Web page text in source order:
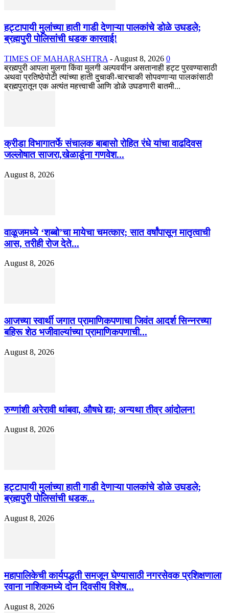
हट्टापायी मुलांच्या हाती गाडी देणाऱ्या पालकांचे डोळे उघडले;
ब्रह्मपुरी पोलिसांची धडक कारवाई!
TIMES OF MAHARASHTRA - August 8, 2026 0
ब्रह्मपुरी आपला मुलगा किंवा मुलगी अल्पवयीन असतानाही हट्ट पुरवण्यासाठी
अथवा प्रतिष्ठेपोटी त्यांच्या हाती दुचाकी-चारचाकी सोपवणाऱ्या पालकांसाठी
ब्रह्मपुरातून एक अत्यंत महत्त्वाची आणि डोळे उघडणारी बातमी...
क्रीडा विभागातर्फे संचालक बाबासो रोहित रंधे यांचा वाढदिवस
जल्लोषात साजरा,खेळाडूंना गणवेश...
August 8, 2026
वाळूजमध्ये ‘शब्बो’चा मायेचा चमत्कार; सात वर्षांपासून मातृत्वाची
आस, तरीही रोज देते...
August 8, 2026
आजच्या स्वार्थी जगात प्रामाणिकपणाचा जिवंत आदर्श सिन्नरच्या
बहिरू शेठ भजीवाल्यांच्या प्रामाणिकपणाची...
August 8, 2026
रुग्णांशी अरेरावी थांबवा, औषधे द्या; अन्यथा तीव्र आंदोलन!
August 8, 2026
हट्टापायी मुलांच्या हाती गाडी देणाऱ्या पालकांचे डोळे उघडले;
ब्रह्मपुरी पोलिसांची धडक...
August 8, 2026
महापालिकेची कार्यपद्धती समजून घेण्यासाठी नगरसेवक प्रशिक्षणाला
रवाना नाशिकमध्ये दोन दिवसीय विशेष...
August 8, 2026